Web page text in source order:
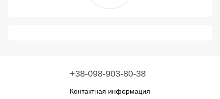
+38-098-903-80-38
Контактная информация